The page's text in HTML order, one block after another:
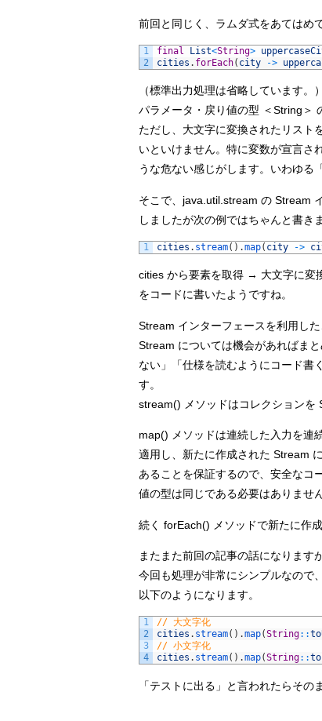
前回と同じく、ラムダ式をあてはめ
1
2
final List<String>
cities . forEach( city ->
（標準出力処理は省略しています。）
パラメータ・戻り値の型 ＜String＞
ただし、大文字に変換されたリスト
いといけません。特に変数が宣言さ
うな危ない感じがします。いわゆる
そこで、java.util.stream の Stream
しましたが次の例ではちゃんと書き
1 cities . stream( ) .map( city ->
cities から要素を取得 → 大文字に変
をコードに書いたようですね。
Stream インターフェースを利用し
Stream については機会があればま
ない」「仕様を読むようにコード書
す。
stream() メソッドはコレクションを
map() メソッドは連続した入力を連
適用し、新たに作成された Stream
あることを保証するので、安全なコ
値の型は同じである必要はありませ
続く forEach() メソッドで新たに作
またまた前回の記事の話になります
今回も処理が非常にシンプルなので
以下のようになります。
1
2
3
4
// 大文字化
cities . stream( ) .map(String::
// 小文字化
cities . stream( ) .map(String::
「テストに出る」と言われたらそ